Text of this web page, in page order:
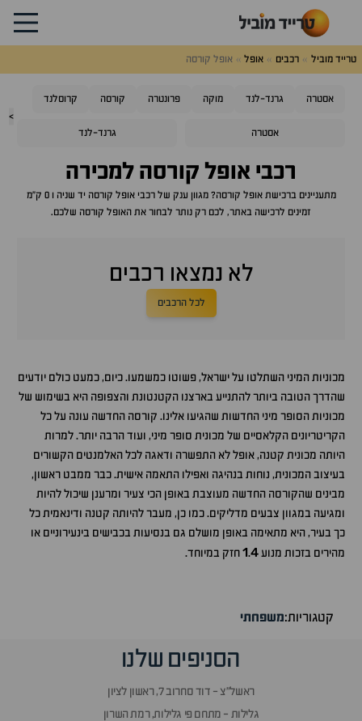
טרייד מוביל רכבים אופל אופל קורסה
>
אסטרה גרנד-לנד מוקה פרונטרה קורסה קרוסלנד
אסטרה גרנד-לנד
רכבי אופל קורסה למכירה
מתעניינים ברכישתאופל קורסה? מגוון ענק של רכביאופל קורסה
יד שניה ו 0 ק"מ
זמינים לרכישה באתר, לכם רק נותר לבחור את האופל קורסה שלכם.
לא נמצאו רכבים
לכל הרכבים
מכוניות המיני השתלטו על ישראל, פשוטו כמשמעו. כיום, כמעט כולם יודעים
שהדרך הטובה ביותר להתנייע בארצנו הקטנטונת והצפופה היא בשימוש של
מכוניות הסופר מיני החדשות שהגיעו אלינו. קורסה החדשה עונה על כל
הקריטריונים הקלאסיים של מכונית סופר מיני, ועוד הרבה יותר. למרות
היותה מכונית קטנה, אופל לא התפשרה ודאגה לכל האלמנטים הקשורים
בעיצוב המכונית, נוחות בנהיגה ואפילו התאמה אישית. כבר ממבט ראשון,
מבינים שהקורסה החדשה מעוצבת באופן הכי צעיר ומרענן שיכול להיות
ומגיעה במגוון צבעים מדליקים. כמו כן, מעבר להיותה קטנה ודינאמית כל
כך בעיר, היא מתאימה באופן מושלם גם בנסיעות בכבישים בינעירוניים או
מהירים בזכות מנוע
1.4 חזק במיוחד.
קטגוריות:משפחתי
הסניפים שלנו
ראשל״צ - דוד סחרוב 7, ראשון לציון
גלילות - מתחם פי גלילות, רמת השרון